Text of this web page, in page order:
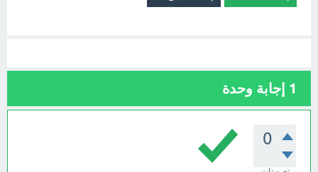
1 إجابة وحدة
0